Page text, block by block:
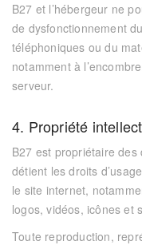
B27 et l’hébergeur ne
de dysfonctionnement
téléphoniques ou du
notamment à
serveur.
4. Propriété
B27 est propriétaire des
détient les droits
le site internet,
logos, vidéos, icônes et
Toute reproduction,